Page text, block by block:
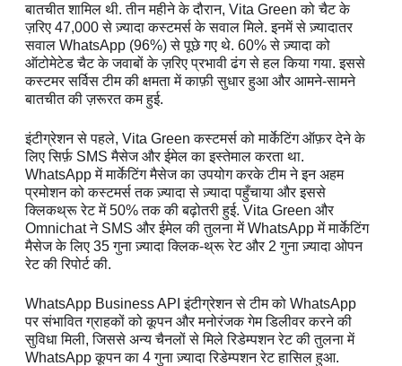
बातचीत शामिल थी. तीन महीने के दौरान, Vita Green को चैट के
ज़रिए 47,000 से ज़्यादा कस्टमर्स के सवाल मिले. इनमें से ज़्यादातर
सवाल WhatsApp (96%) से पूछे गए थे. 60% से ज़्यादा को
ऑटोमेटेड चैट के जवाबों के ज़रिए प्रभावी ढंग से हल किया गया. इससे
कस्टमर सर्विस टीम की क्षमता में काफ़ी सुधार हुआ और आमने-सामने
बातचीत की ज़रूरत कम हुई.
इंटीग्रेशन से पहले, Vita Green कस्टमर्स को मार्केटिंग ऑफ़र देने के
लिए सिर्फ़ SMS मैसेज और ईमेल का इस्तेमाल करता था.
WhatsApp में मार्केटिंग मैसेज का उपयोग करके टीम ने इन अहम
प्रमोशन को कस्टमर्स तक ज़्यादा से ज़्यादा पहुँचाया और इससे
क्लिकथ्रू रेट में 50% तक की बढ़ोतरी हुई. Vita Green और
Omnichat ने SMS और ईमेल की तुलना में WhatsApp में मार्केटिंग
मैसेज के लिए 35 गुना ज़्यादा क्लिक-थ्रू रेट और 2 गुना ज़्यादा ओपन
रेट की रिपोर्ट की.
WhatsApp Business API इंटीग्रेशन से टीम को WhatsApp
पर संभावित ग्राहकों को कूपन और मनोरंजक गेम डिलीवर करने की
सुविधा मिली, जिससे अन्य चैनलों से मिले रिडेम्पशन रेट की तुलना में
WhatsApp कूपन का 4 गुना ज़्यादा रिडेम्पशन रेट हासिल हुआ.